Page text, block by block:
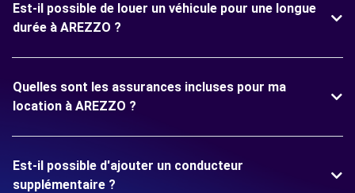
Est-il possible de louer un véhicule pour une longue
durée à AREZZO ?
Quelles sont les assurances incluses pour ma
location à AREZZO ?
Est-il possible d'ajouter un conducteur
supplémentaire ?